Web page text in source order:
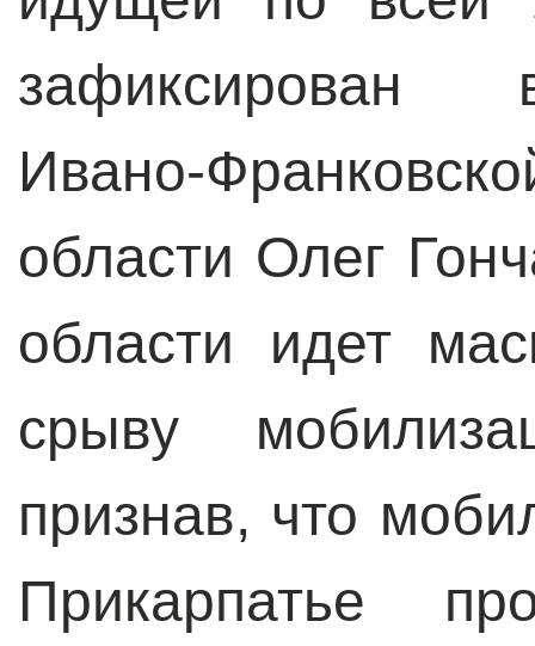
зафиксирован
Ивано-
области Олег
области идет
срыву
признав, что
Прикарпатье